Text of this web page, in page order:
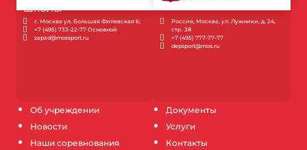
Об учреждении
Новости
Наши соревнования
Документы
Услуги
Контакты
г. Москва ул. Большая Филевская 6;
+7 (495) 733-22-77 Основной
zapad@mossport.ru
Россия, Москва, ул. Лужники, д. 24,
стр. 38
+7 (495) 777-77-77
depsport@mos.ru